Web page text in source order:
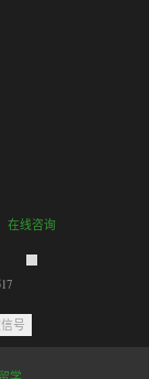
在线咨询
号